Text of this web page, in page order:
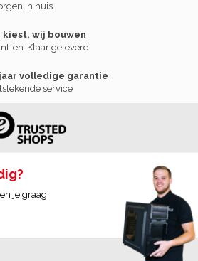
in huis
kiest, wij bouwen
en-Klaar geleverd
volledige garantie
service
je graag!